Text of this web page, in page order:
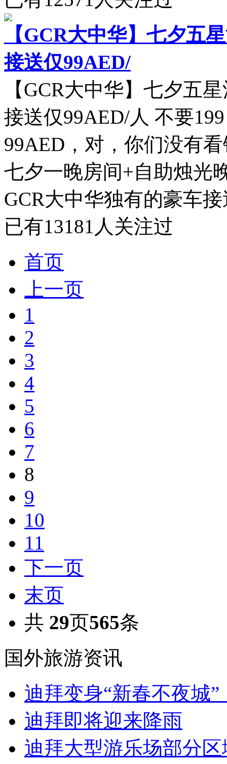
【GCR大中华】七夕五
接送仅99AED/
【GCR大中华】七夕五
接送仅99AED/人 不要
99AED，对，你们没有
七夕一晚房间+自助烛光
GCR大中华独有的豪车
已有13181 人关注过
首页
上一页
1
2
3
4
5
6
7
8
9
10
11
下一页
末页
共 29页565条
国外旅游资讯
迪拜变身“新春不夜城
迪拜即将迎来降雨
迪拜大型游乐场部分